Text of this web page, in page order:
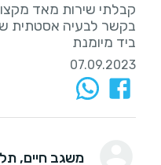
קבלתי שירות מאד
בקשר לבעיה אסטתית
ביד מיומנת
07.09.2023
משגב חיים,